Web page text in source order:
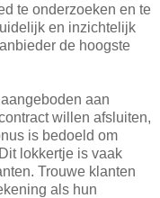
te onderzoeken en te
en inzichtelijk
de hoogste
aan
willen afsluiten,
is bedoeld om
lokkertje is vaak
Trouwe klanten
als hun